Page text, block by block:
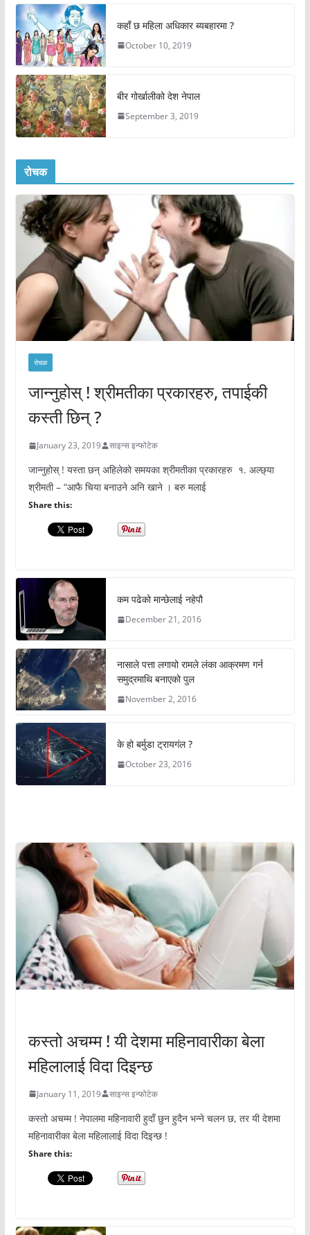
कहाँ छ महिला अधिकार ब्यबहारमा ?
October 10, 2019
बीर गोर्खालीको देश नेपाल
September 3, 2019
रोचक
रोचक
जान्नुहोस् ! श्रीमतीका प्रकारहरु, तपाईकी
कस्ती छिन् ?
January 23, 2019 साइन्स इन्फोटेक
जान्नुहोस् ! यस्ता छन् अहिलेको समयका श्रीमतीका प्रकारहरु १. अल्छ्या
श्रीमती – “आफै चिया बनाउने अनि खाने । बरु मलाई
Share this:
कम पढेको मान्छेलाई नहेपौ
December 21, 2016
नासाले पत्ता लगायो रामले लंका आक्रमण गर्न
समुद्रमाथि बनाएको पुल
November 2, 2016
के हो बर्मुडा ट्रायगंल ?
October 23, 2016
कस्तो अचम्म ! यी देशमा महिनावारीका बेला
महिलालाई विदा दिइन्छ
January 11, 2019 साइन्स इन्फोटेक
कस्तो अचम्म ! नेपालमा महिनावारी हुदाँ छुन हुदैन भन्ने चलन छ, तर यी देशमा
महिनावारीका बेला महिलालाई विदा दिइन्छ !
Share this: